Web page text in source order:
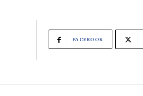
FACEBOOK